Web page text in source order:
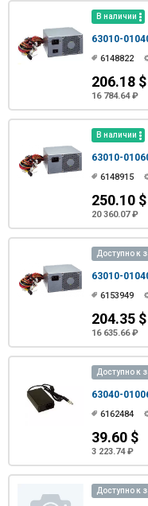
В наличии
63010-
6148822
206.18 $
16 784.64 ₽
В наличии
63010-
6148915
250.10 $
20 360.07 ₽
Доступно к
63010-
6153949
204.35 $
16 635.66 ₽
Доступно к
63040-
6162484
39.60 $
3 223.74 ₽
Доступно к